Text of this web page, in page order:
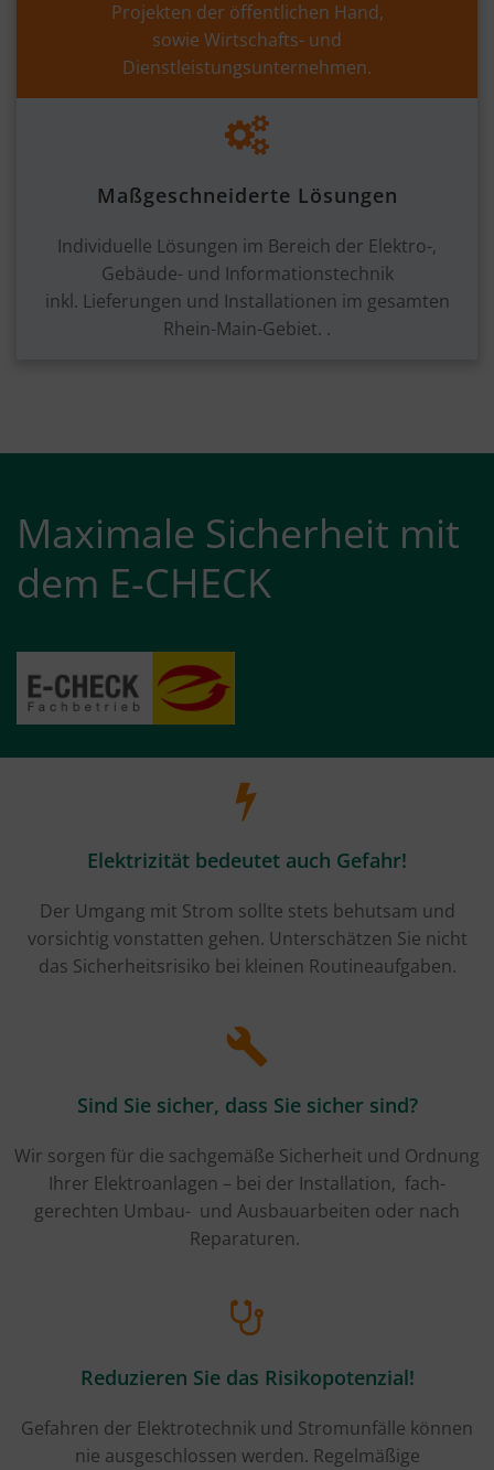
Projekten der öffentlichen Hand,
sowie Wirtschafts- und
Dienstleistungsunternehmen.
Maßgeschneiderte Lösungen
Individuelle Lösungen im Bereich der Elektro-,
Gebäude- und Informationstechnik
inkl. Lieferungen und Installationen im gesamten
Rhein-Main-Gebiet. .
Maximale Sicherheit mit
dem E-CHECK
Elektrizität bedeutet auch Gefahr!
Der Umgang mit Strom sollte stets behutsam und
vorsichtig vonstatten gehen. Unterschätzen Sie nicht
das Sicherheitsrisiko bei kleinen Routineaufgaben.
Sind Sie sicher, dass Sie sicher sind?
Wir sorgen für die sachgemäße Sicherheit und Ordnung
Ihrer Elektroanlagen – bei der Installation, fach-
gerechten Umbau- und Ausbauarbeiten oder nach
Reparaturen.
Reduzieren Sie das Risikopotenzial!
Gefahren der Elektrotechnik und Stromunfälle können
nie ausgeschlossen werden. Regelmäßige